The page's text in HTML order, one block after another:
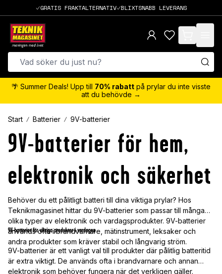
GRATIS FRAKTALTERNATIV BLIXTSNABB LEVERANS
items in cart,
🌴 Summer Deals! Upp till 70% rabatt på prylar du inte visste
att du behövde →
Start Batterier 9V-batterier
9V-batterier för hem,
elektronik och säkerhet
Behöver du ett pålitligt batteri till dina viktiga prylar? Hos
Teknikmagasinet hittar du 9V-batterier som passar till många
olika typer av elektronik och vardagsprodukter. 9V-batterier
används ofta i brandvarnare, mätinstrument, leksaker och
andra produkter som kräver stabil och långvarig ström.
9V-batterier för viktiga produkter i vardagen
9V-batterier är ett vanligt val till produkter där pålitlig batteritid
är extra viktigt. De används ofta i brandvarnare och annan
elektronik som behöver fungera när det verkligen gäller.